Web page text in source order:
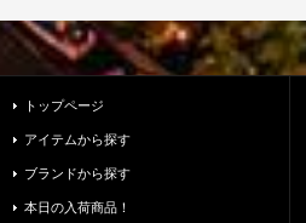
トップページ
アイテムから探す
ブランドから探す
本日の入荷商品！